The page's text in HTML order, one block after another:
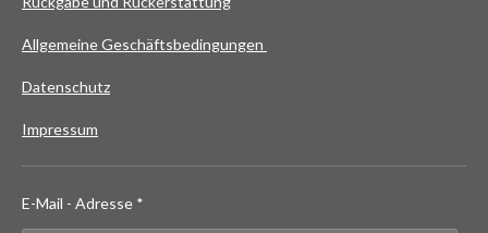
Allgemeine Geschäftsbedingungen
Datenschutz
Impressum
E-Mail - Adresse *